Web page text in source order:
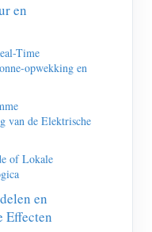
PV-systemen
en
Time
opwekking en
van de Elektrische
of Lokale
en
Effecten